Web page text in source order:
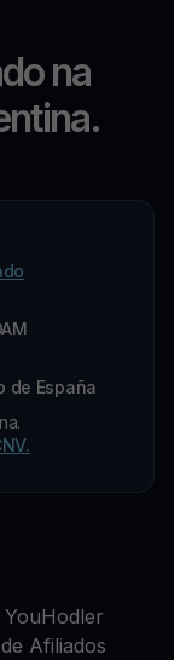
na
de España
Afiliados